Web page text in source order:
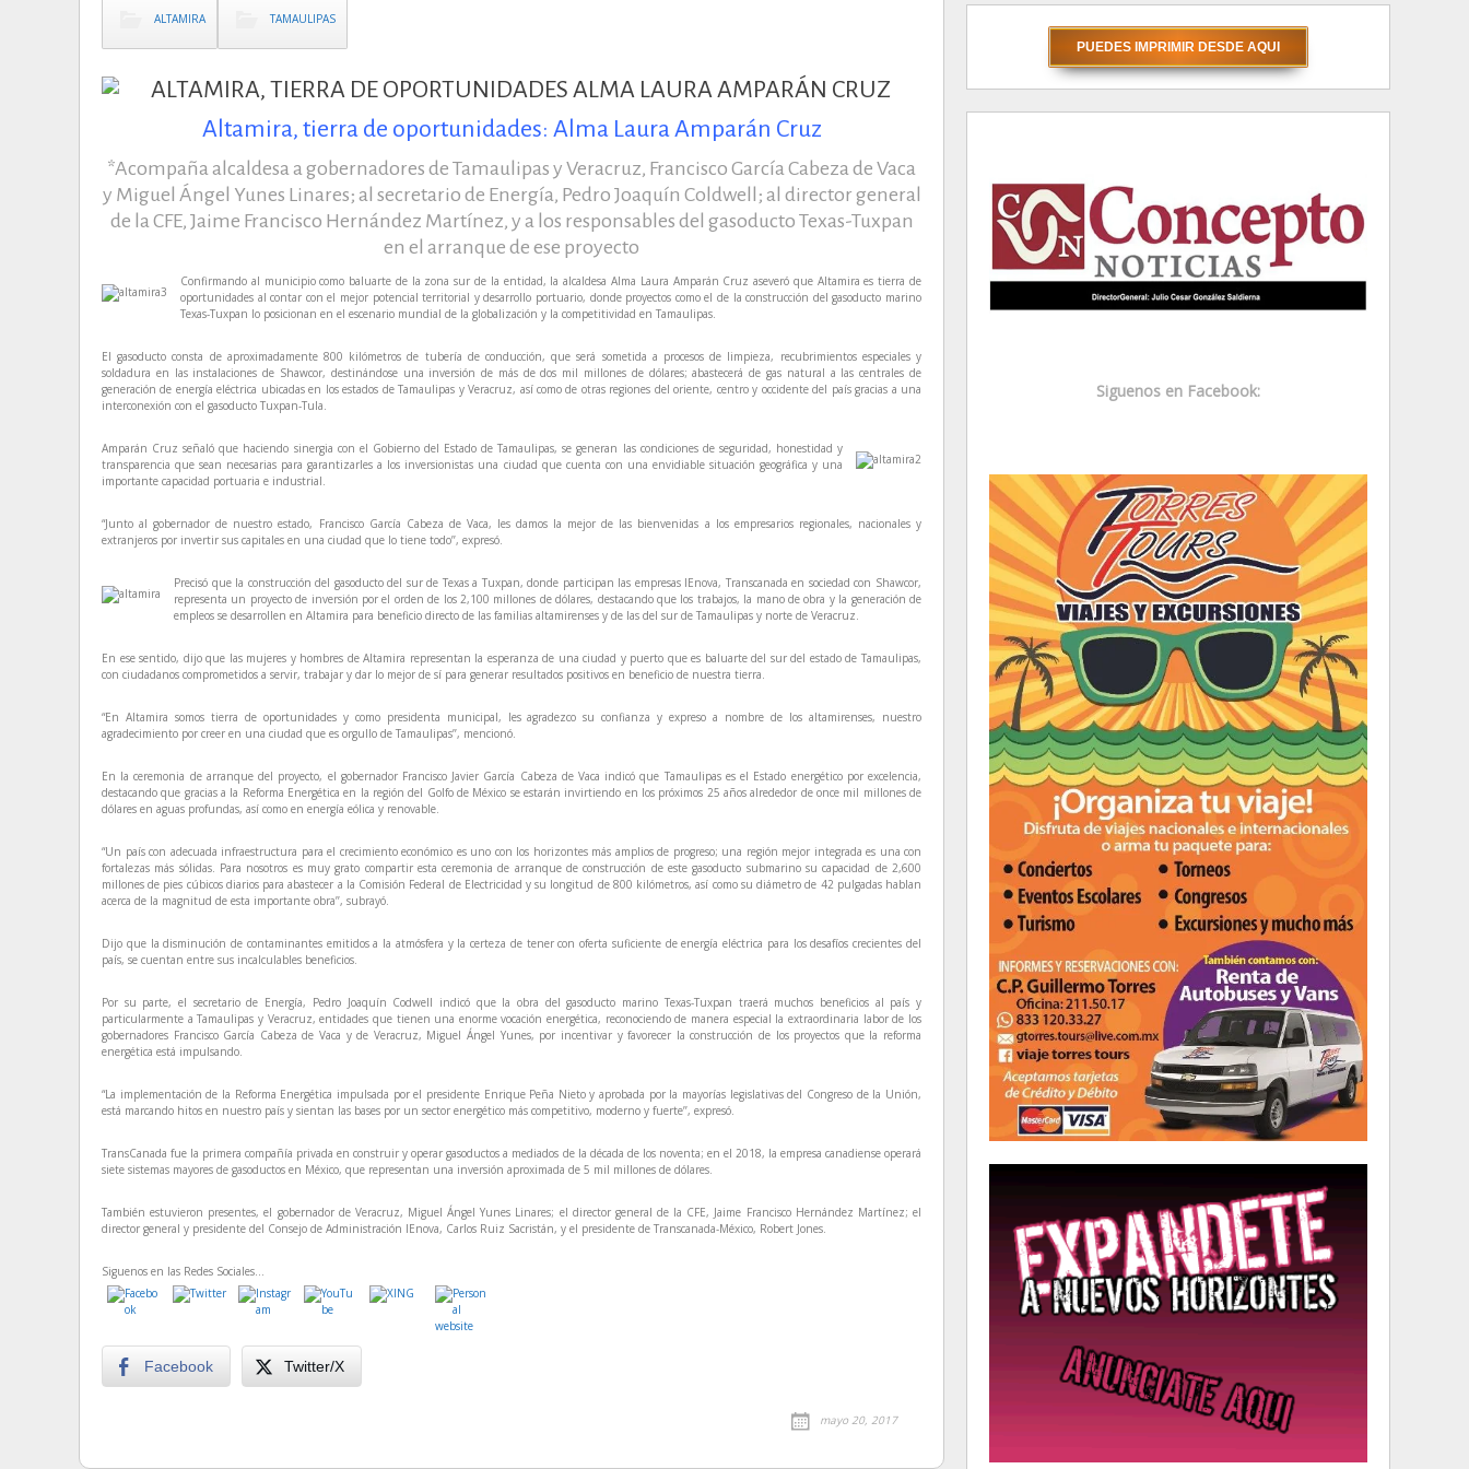
ALTAMIRA TAMAULIPAS
Altamira, tierra de oportunidades: Alma Laura Amparán Cruz
*Acompaña alcaldesa a gobernadores de Tamaulipas y Veracruz, Francisco García Cabeza de Vaca
y Miguel Ángel Yunes Linares; al secretario de Energía, Pedro Joaquín Coldwell; al director general
de la CFE, Jaime Francisco Hernández Martínez, y a los responsables del gasoducto Texas-Tuxpan
en el arranque de ese proyecto
Confirmando al municipio como baluarte de la zona sur de la entidad, la alcaldesa Alma Laura Amparán Cruz aseveró que Altamira es tierra de
oportunidades al contar con el mejor potencial territorial y desarrollo portuario, donde proyectos como el de la construcción del gasoducto marino
Texas-Tuxpan lo posicionan en el escenario mundial de la globalización y la competitividad en Tamaulipas.
El gasoducto consta de aproximadamente 800 kilómetros de tubería de conducción, que será sometida a procesos de limpieza, recubrimientos especiales y
soldadura en las instalaciones de Shawcor, destinándose una inversión de más de dos mil millones de dólares; abastecerá de gas natural a las centrales de
generación de energía eléctrica ubicadas en los estados de Tamaulipas y Veracruz, así como de otras regiones del oriente, centro y occidente del país gracias a una
interconexión con el gasoducto Tuxpan-Tula.
Amparán Cruz señaló que haciendo sinergia con el Gobierno del Estado de Tamaulipas, se generan las condiciones de seguridad, honestidad y
transparencia que sean necesarias para garantizarles a los inversionistas una ciudad que cuenta con una envidiable situación geográfica y una
importante capacidad portuaria e industrial.
“Junto al gobernador de nuestro estado, Francisco García Cabeza de Vaca, les damos la mejor de las bienvenidas a los empresarios regionales, nacionales y
extranjeros por invertir sus capitales en una ciudad que lo tiene todo’’, expresó.
Precisó que la construcción del gasoducto del sur de Texas a Tuxpan, donde participan las empresas IEnova, Transcanada en sociedad con Shawcor,
representa un proyecto de inversión por el orden de los 2,100 millones de dólares, destacando que los trabajos, la mano de obra y la generación de
empleos se desarrollen en Altamira para beneficio directo de las familias altamirenses y de las del sur de Tamaulipas y norte de Veracruz.
En ese sentido, dijo que las mujeres y hombres de Altamira representan la esperanza de una ciudad y puerto que es baluarte del sur del estado de Tamaulipas,
con ciudadanos comprometidos a servir, trabajar y dar lo mejor de sí para generar resultados positivos en beneficio de nuestra tierra.
“En Altamira somos tierra de oportunidades y como presidenta municipal, les agradezco su confianza y expreso a nombre de los altamirenses, nuestro
agradecimiento por creer en una ciudad que es orgullo de Tamaulipas’’, mencionó.
En la ceremonia de arranque del proyecto, el gobernador Francisco Javier García Cabeza de Vaca indicó que Tamaulipas es el Estado energético por excelencia,
destacando que gracias a la Reforma Energética en la región del Golfo de México se estarán invirtiendo en los próximos 25 años alrededor de once mil millones de
dólares en aguas profundas, así como en energía eólica y renovable.
“Un país con adecuada infraestructura para el crecimiento económico es uno con los horizontes más amplios de progreso; una región mejor integrada es una con
fortalezas más sólidas. Para nosotros es muy grato compartir esta ceremonia de arranque de construcción de este gasoducto submarino su capacidad de 2,600
millones de pies cúbicos diarios para abastecer a la Comisión Federal de Electricidad y su longitud de 800 kilómetros, así como su diámetro de 42 pulgadas hablan
acerca de la magnitud de esta importante obra’’, subrayó.
Dijo que la disminución de contaminantes emitidos a la atmósfera y la certeza de tener con oferta suficiente de energía eléctrica para los desafíos crecientes del
país, se cuentan entre sus incalculables beneficios.
Por su parte, el secretario de Energía, Pedro Joaquín Codwell indicó que la obra del gasoducto marino Texas-Tuxpan traerá muchos beneficios al país y
particularmente a Tamaulipas y Veracruz, entidades que tienen una enorme vocación energética, reconociendo de manera especial la extraordinaria labor de los
gobernadores Francisco García Cabeza de Vaca y de Veracruz, Miguel Ángel Yunes, por incentivar y favorecer la construcción de los proyectos que la reforma
energética está impulsando.
“La implementación de la Reforma Energética impulsada por el presidente Enrique Peña Nieto y aprobada por la mayorías legislativas del Congreso de la Unión,
está marcando hitos en nuestro país y sientan las bases por un sector energético más competitivo, moderno y fuerte’’, expresó.
TransCanada fue la primera compañía privada en construir y operar gasoductos a mediados de la década de los noventa; en el 2018, la empresa canadiense operará
siete sistemas mayores de gasoductos en México, que representan una inversión aproximada de 5 mil millones de dólares.
También estuvieron presentes, el gobernador de Veracruz, Miguel Ángel Yunes Linares; el director general de la CFE, Jaime Francisco Hernández Martínez; el
director general y presidente del Consejo de Administración IEnova, Carlos Ruiz Sacristán, y el presidente de Transcanada-México, Robert Jones.
Siguenos en las Redes Sociales...
Facebook Twitter/X
mayo 20, 2017
Siguenos en Facebook: